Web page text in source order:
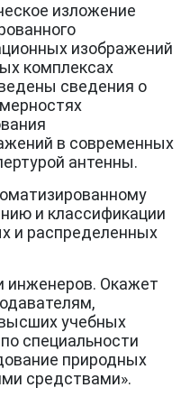
изложение
изображений
комплексах
сведения о
в современных
антенны.
и классификации
и распределенных
инженеров. Окажет
учебных
специальности
природных
средствами».